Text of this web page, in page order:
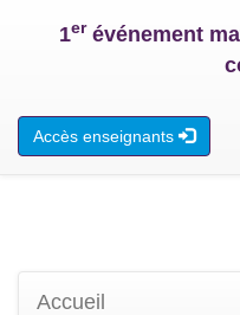
1erévénement
Accès enseignants
Accueil